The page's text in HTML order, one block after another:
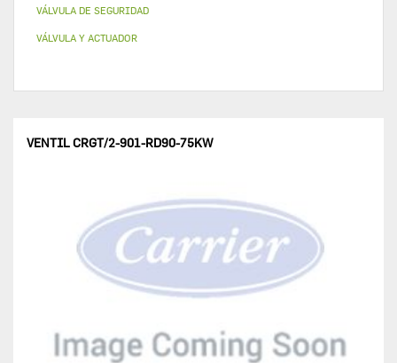
VÁLVULA DE SEGURIDAD
VÁLVULA Y ACTUADOR
VENTIL CRGT/2-901-RD90-75KW